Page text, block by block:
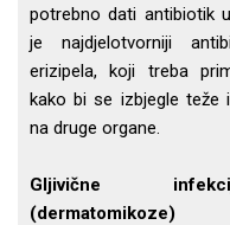
potrebno dati antibiotik
je najdjelotvorniji
erizipela, koji treba
kako bi se izbjegle teže
na druge organe.
Gljivične
(dermatomikoze)